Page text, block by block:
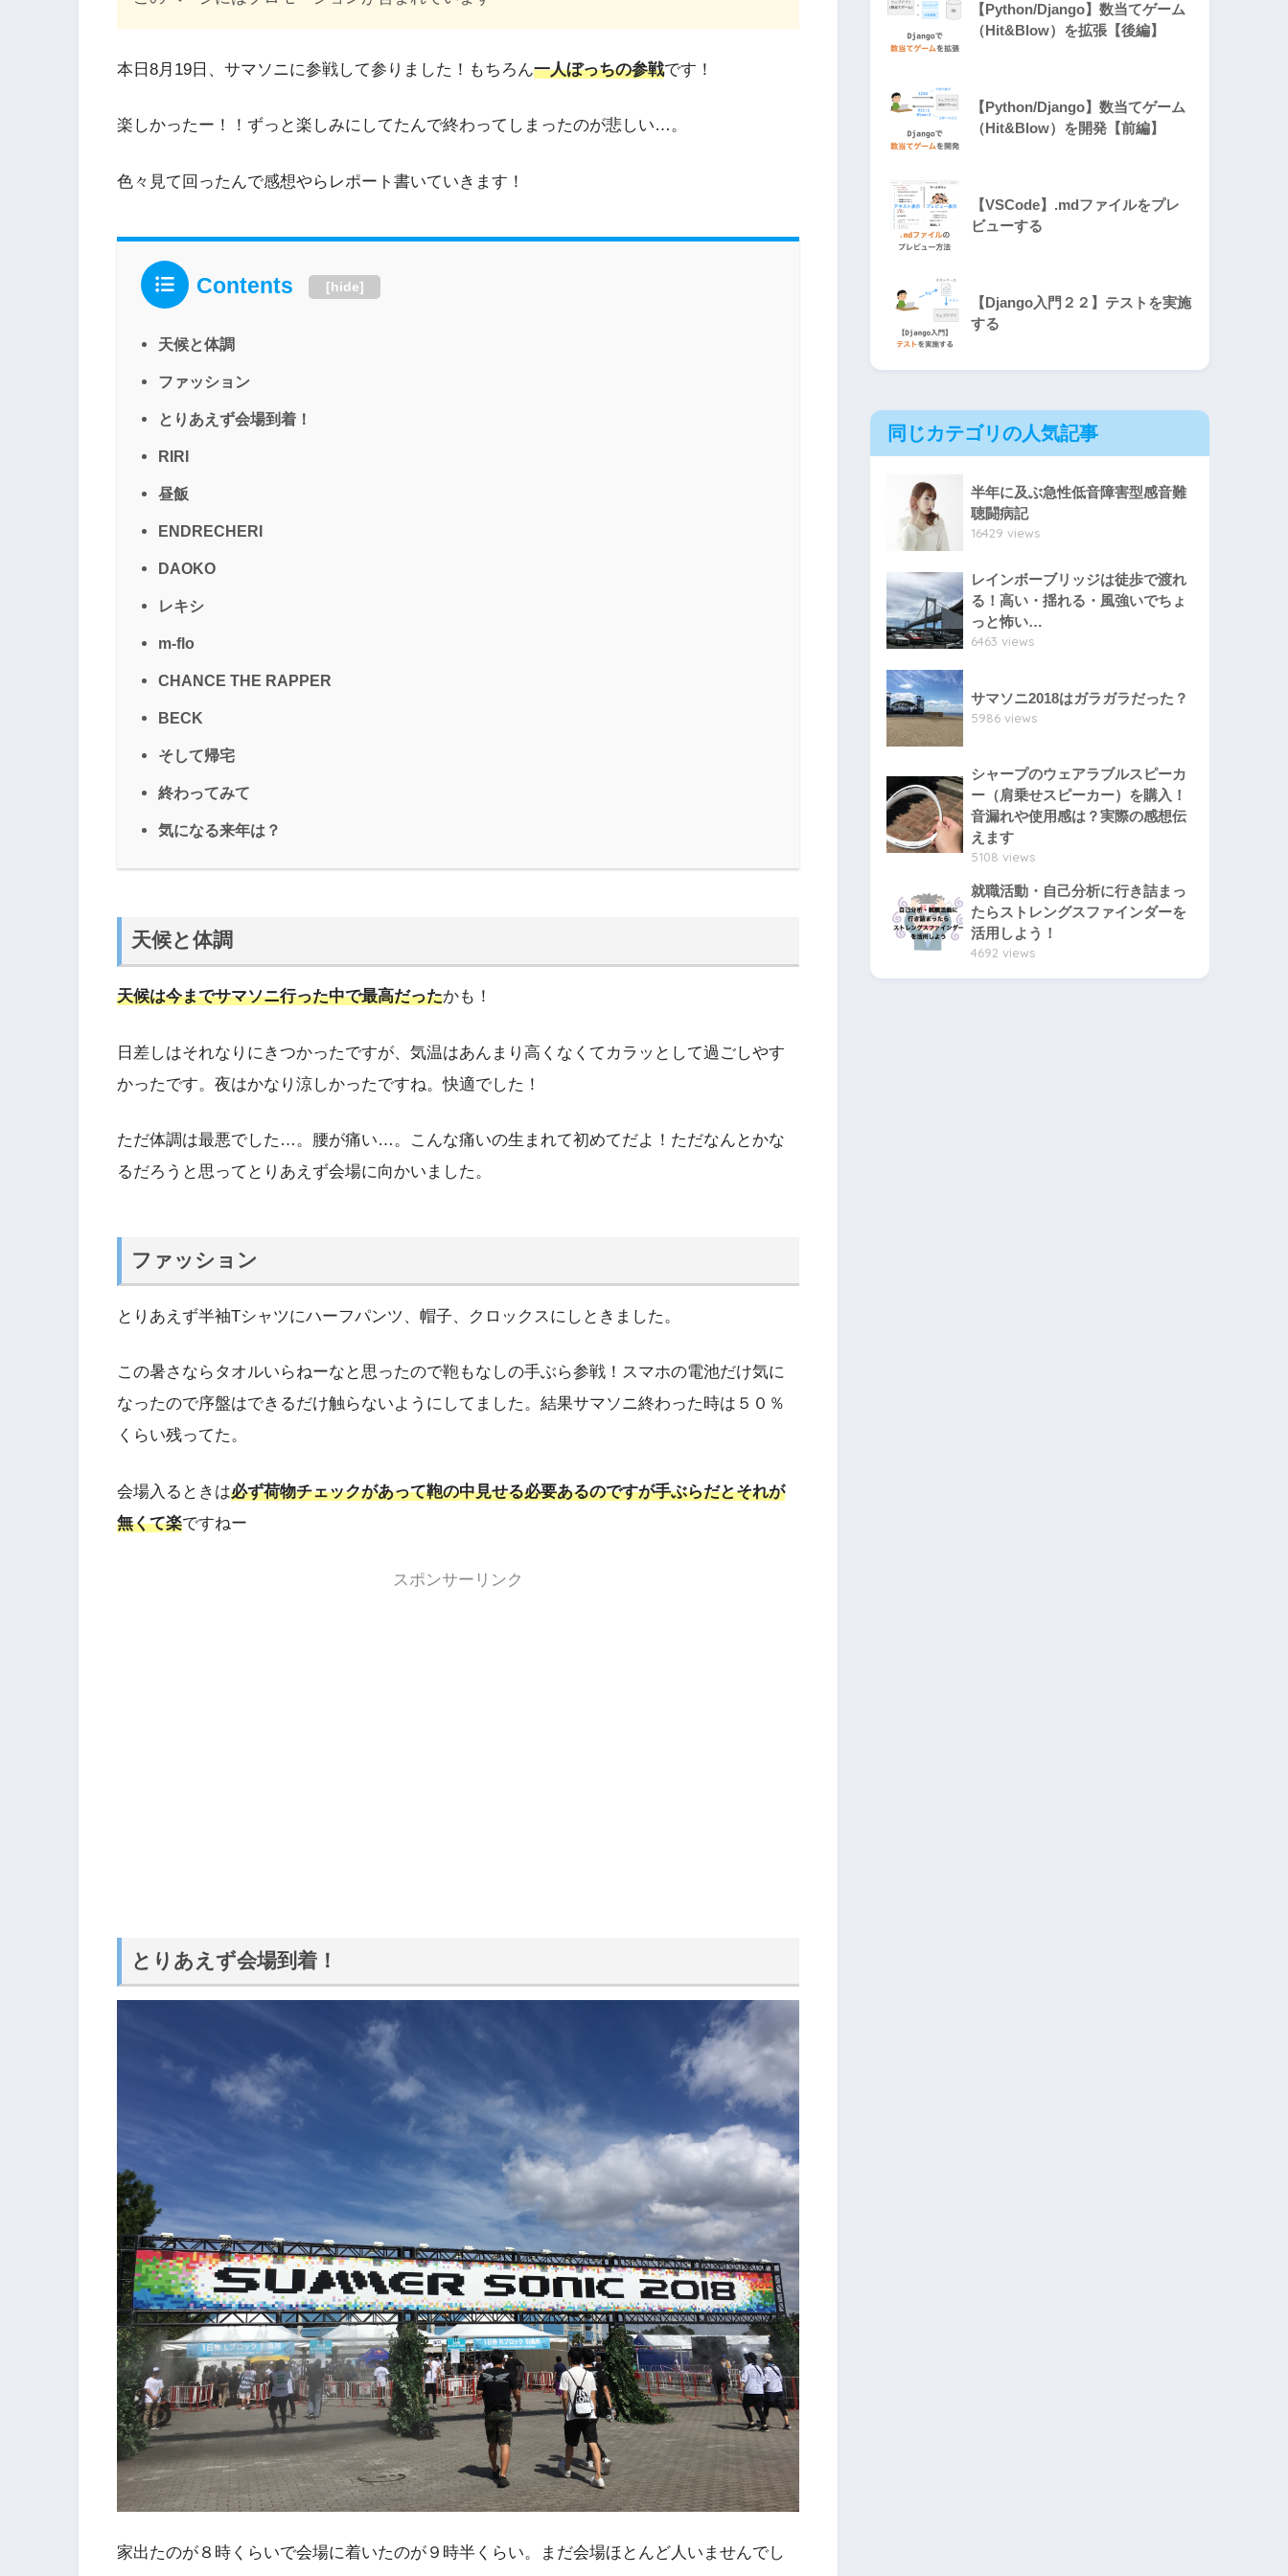
本日8月19日、サマソニに参戦して参りました！もちろん一人ぼっちの参戦です！
楽しかったー！！ずっと楽しみにしてたんで終わってしまったのが悲しい…。
色々見て回ったんで感想やらレポート書いていきます！
Contents [hide]
天候と体調
ファッション
とりあえず会場到着！
RIRI
昼飯
ENDRECHERI
DAOKO
レキシ
m-flo
CHANCE THE RAPPER
BECK
そして帰宅
終わってみて
気になる来年は？
天候と体調
天候は今までサマソニ行った中で最高だったかも！
日差しはそれなりにきつかったですが、気温はあんまり高くなくてカラッとして過ごしやす
かったです。夜はかなり涼しかったですね。快適でした！
ただ体調は最悪でした…。腰が痛い…。こんな痛いの生まれて初めてだよ！ただなんとかな
るだろうと思ってとりあえず会場に向かいました。
ファッション
とりあえず半袖Tシャツにハーフパンツ、帽子、クロックスにしときました。
この暑さならタオルいらねーなと思ったので鞄もなしの手ぶら参戦！スマホの電池だけ気に
なったので序盤はできるだけ触らないようにしてました。結果サマソニ終わった時は５０％
くらい残ってた。
会場入るときは必ず荷物チェックがあって鞄の中見せる必要あるのですが手ぶらだとそれが
無くて楽ですねー
スポンサーリンク
とりあえず会場到着！
家出たのが８時くらいで会場に着いたのが９時半くらい。まだ会場ほとんど人いませんでし
【Python/Django】数当てゲーム
（Hit&Blow）を拡張【後編】
【Python/Django】数当てゲーム
（Hit&Blow）を開発【前編】
【VSCode】.mdファイルをプレ
ビューする
【Django入門２２】テストを実施
する
同じカテゴリの人気記事
半年に及ぶ急性低音障害型感音難
聴闘病記
16429 views
レインボーブリッジは徒歩で渡れ
る！高い・揺れる・風強いでちょ
っと怖い…
6463 views
サマソニ2018はガラガラだった？
5986 views
シャープのウェアラブルスピーカ
ー（肩乗せスピーカー）を購入！
音漏れや使用感は？実際の感想伝
えます
5108 views
就職活動・自己分析に行き詰まっ
たらストレングスファインダーを
活用しよう！
4692 views